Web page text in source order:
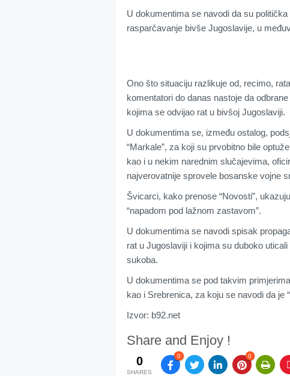
U dokumentima se navodi da su
rasparčavanje bivše Jugoslavije, u
Ono što situaciju razlikuje od, recimo,
komentatori do danas nastoje da
kojima se odvijao rat u bivšoj Jugoslaviji.
U dokumentima se, između ostalog,
“Markale”, za koji su prvobitno bile
kao i u nekim narednim slučajevima,
najverovatnije sprovele bosanske vojne
Švicarci, kako prenose “Novosti”,
“napadom pod lažnom zastavom”.
U dokumentima se navodi spisak
rat u Jugoslaviji i kojima su duboko
sukoba.
U dokumentima se pod takvim
kao i Srebrenica, za koju se navodi da je
Izvor: b92.net
Share and Enjoy !
0
SHARES
0 0